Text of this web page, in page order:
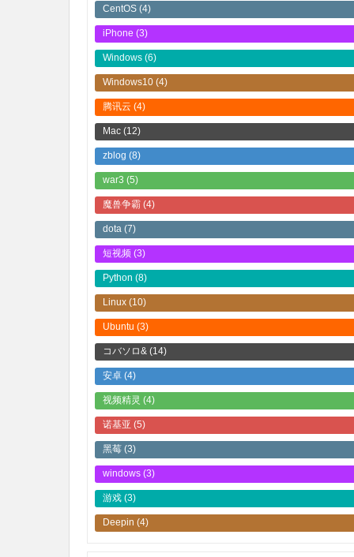
CentOS (4)
iPhone (3)
Windows (6)
Windows10 (4)
腾讯云 (4)
Mac (12)
zblog (8)
war3 (5)
魔兽争霸 (4)
dota (7)
短视频 (3)
Python (8)
Linux (10)
Ubuntu (3)
コバソロ& (14)
安卓 (4)
视频精灵 (4)
诺基亚 (5)
黑莓 (3)
windows (3)
游戏 (3)
Deepin (4)